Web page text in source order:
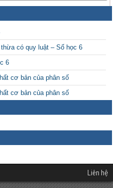
có quy luật – Số học 6
6
cơ bản của phân số
cơ bản của phân số
Liên hệ